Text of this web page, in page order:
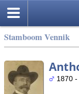
Stamboom Vennik
1870